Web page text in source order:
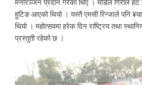
मनोरञ्जन प्रदान गरेका थिए । मोडेल गिरीले हट
हुटिङ आएको थियो । यस्तै एमसी रिन्जाले पनि
थियो । महोत्सवमा हरेक दिन राष्ट्रिय तथा
प्रस्तुती रहेको छ ।